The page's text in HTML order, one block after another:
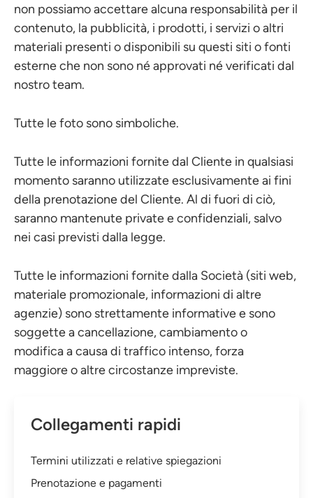
non possiamo accettare alcuna responsabilità per il
contenuto, la pubblicità, i prodotti, i servizi o altri
materiali presenti o disponibili su questi siti o fonti
esterne che non sono né approvati né verificati dal
nostro team.
Tutte le foto sono simboliche.
Tutte le informazioni fornite dal Cliente in qualsiasi
momento saranno utilizzate esclusivamente ai fini
della prenotazione del Cliente. Al di fuori di ciò,
saranno mantenute private e confidenziali, salvo
nei casi previsti dalla legge.
Tutte le informazioni fornite dalla Società (siti web,
materiale promozionale, informazioni di altre
agenzie) sono strettamente informative e sono
soggette a cancellazione, cambiamento o
modifica a causa di traffico intenso, forza
maggiore o altre circostanze impreviste.
Collegamenti rapidi
Termini utilizzati e relative spiegazioni
Prenotazione e pagamenti